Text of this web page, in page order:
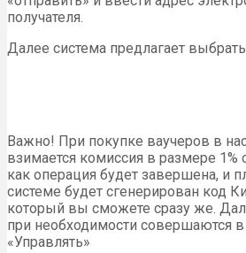
получателя.
Далее система предлагает
Важно! При покупке ваучеров в
взимается комиссия в размере
как операция будет завершена, и
системе будет сгенерирован код
который вы сможете сразу же.
при необходимости совершаются
«Управлять»